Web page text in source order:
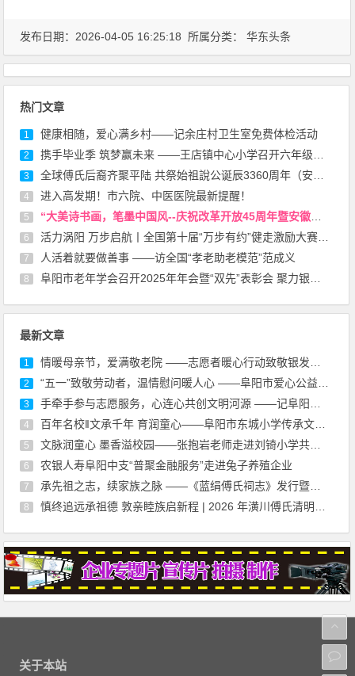
发布日期：2026-04-05 16:25:18 所属分类：华东头条
热门文章
1 健康相随，爱心满乡村——记余庄村卫生室免费体检活动
2 携手毕业季 筑梦赢未来 ——王店镇中心小学召开六年级下学期家长会
3 全球傅氏后裔齐聚平陆 共祭始祖說公诞辰3360周年（安徽）
4 进入高发期！市六院、中医医院最新提醒！
5 “大美诗书画，笔墨中国风--庆祝改革开放45周年暨安徽省诗书画研究会成立45周年书画展”在安徽省图书馆开幕
6 活力涡阳 万步启航丨全国第十届“万步有约”健走激励大赛（涡阳赛区）启动
7 人活着就要做善事 ——访全国“孝老助老模范”范成义
8 阜阳市老年学会召开2025年年会暨“双先”表彰会 聚力银龄担当 共绘老龄事业新蓝图
最新文章
1 情暖母亲节，爱满敬老院 ——志愿者暖心行动致敬银发长辈
2 “五一”致敬劳动者，温情慰问暖人心 ——阜阳市爱心公益志愿者协会慰问环卫工人公益活动
3 手牵手参与志愿服务，心连心共创文明河源 ——记阜阳多部门联合开展保护母亲河志愿活动
4 百年名校‖文承千年 育润童心——阜阳市东城小学传承文脉启新程
5 文脉润童心 墨香溢校园——张抱岩老师走进刘锜小学共赴“阅读与写作”之约
6 农银人寿阜阳中支“普聚金融服务”走进兔子养殖企业
7 承先祖之志，续家族之脉 ——《蓝绢傅氏祠志》发行暨宗谱续修动员大会记实
8 慎终追远承祖德 敦亲睦族启新程 | 2026 年潢川傅氏清明祭祖大典暨宗祠管委会成立大会圆满礼成
关于本站